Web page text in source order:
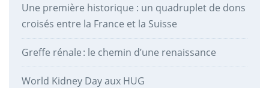
Une première historique : un quadruplet de dons
croisés entre la France et la Suisse
Greffe rénale : le chemin d’une renaissance
World Kidney Day aux HUG